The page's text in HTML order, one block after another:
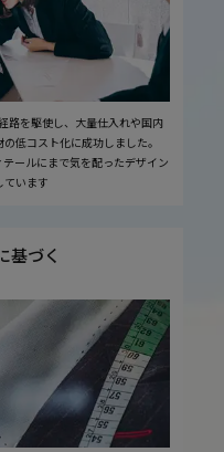
路を駆使し、大量仕入れや国内
低コスト化に成功しました。
ールにまで気を配ったデザイン
ています
基づく